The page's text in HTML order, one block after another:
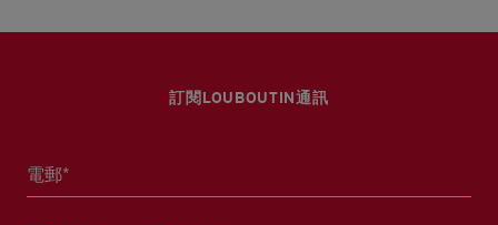
訂閱LOUBOUTIN通訊
電郵*